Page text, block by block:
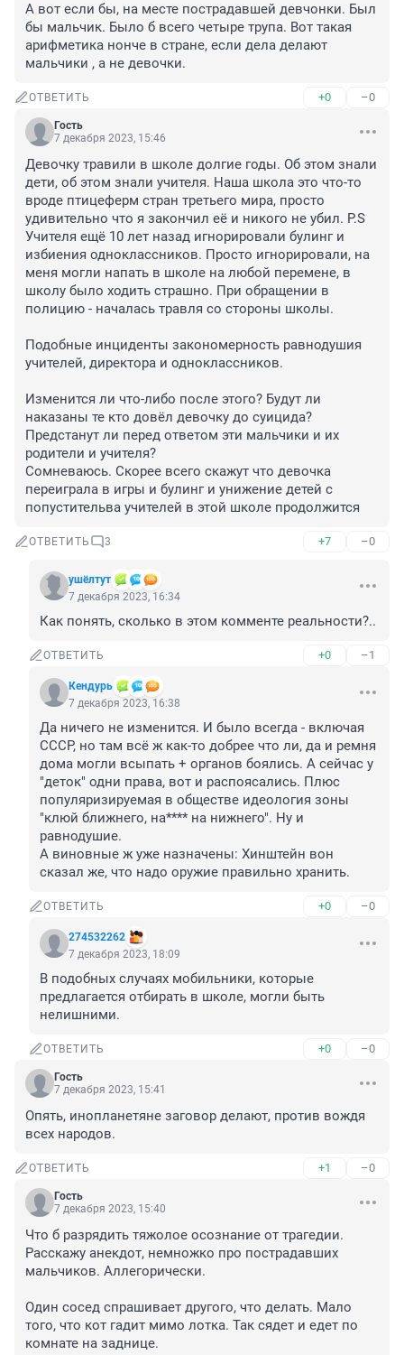
А вот если бы, на месте пострадавшей девчонки. Был
бы мальчик. Было б всего четыре трупа. Вот такая
арифметика нонче в стране, если дела делают
мальчики , а не девочки.
ОТВЕТИТЬ +0 –0
Гость
7 декабря 2023, 15:46
Девочку травили в школе долгие годы. Об этом знали
дети, об этом знали учителя. Наша школа это что-то
вроде птицеферм стран третьего мира, просто
удивительно что я закончил её и никого не убил. P.S
Учителя ещё 10 лет назад игнорировали булинг и
избиения одноклассников. Просто игнорировали, на
меня могли напать в школе на любой перемене, в
школу было ходить страшно. При обращении в
полицию - началась травля со стороны школы.
Подобные инциденты закономерность равнодушия
учителей, директора и одноклассников.
Изменится ли что-либо после этого? Будут ли
наказаны те кто довёл девочку до суицида?
Предстанут ли перед ответом эти мальчики и их
родители и учителя?
Сомневаюсь. Скорее всего скажут что девочка
переиграла в игры и булинг и унижение детей с
попустительва учителей в этой школе продолжится
ОТВЕТИТЬ 3 +7 –0
ушёлтут
7 декабря 2023, 16:34
Как понять, сколько в этом комменте реальности?..
ОТВЕТИТЬ +0 –1
Кендурь
7 декабря 2023, 16:38
Да ничего не изменится. И было всегда - включая
СССР, но там всё ж как-то добрее что ли, да и ремня
дома могли всыпать + органов боялись. А сейчас у
"деток" одни права, вот и распоясались. Плюс
популяризируемая в обществе идеология зоны
"клюй ближнего, на**** на нижнего". Ну и
равнодушие.
А виновные ж уже назначены: Хинштейн вон
сказал же, что надо оружие правильно хранить.
ОТВЕТИТЬ +0 –0
274532262
7 декабря 2023, 18:09
В подобных случаях мобильники, которые
предлагается отбирать в школе, могли быть
нелишними.
ОТВЕТИТЬ +0 –0
Гость
7 декабря 2023, 15:41
Опять, инопланетяне заговор делают, против вождя
всех народов.
ОТВЕТИТЬ +1 –0
Гость
7 декабря 2023, 15:40
Что б разрядить тяжолое осознание от трагедии.
Расскажу анекдот, немножко про пострадавших
мальчиков. Аллегорически.
Один сосед спрашивает другого, что делать. Мало
того, что кот гадит мимо лотка. Так сядет и едет по
комнате на заднице.